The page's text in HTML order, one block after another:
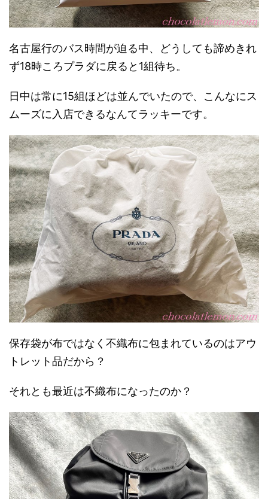
名古屋行のバス時間が迫る中、どうしても諦めきれ
ず18時ころプラダに戻ると1組待ち。
日中は常に15組ほどは並んでいたので、こんなにス
ムーズに入店できるなんてラッキーです。
保存袋が布ではなく不織布に包まれているのはアウ
トレット品だから？
それとも最近は不織布になったのか？